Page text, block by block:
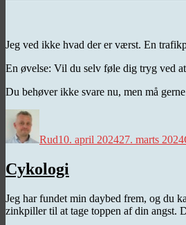
Jeg ved ikke hvad der er værst. En
En øvelse: Vil du selv føle dig tryg ved
Du behøver ikke svare nu, men må
Rud10. april 202427. marts 2024
Cykologi
Jeg har fundet min daybed frem, og du
zinkpiller til at tage toppen af din angst.